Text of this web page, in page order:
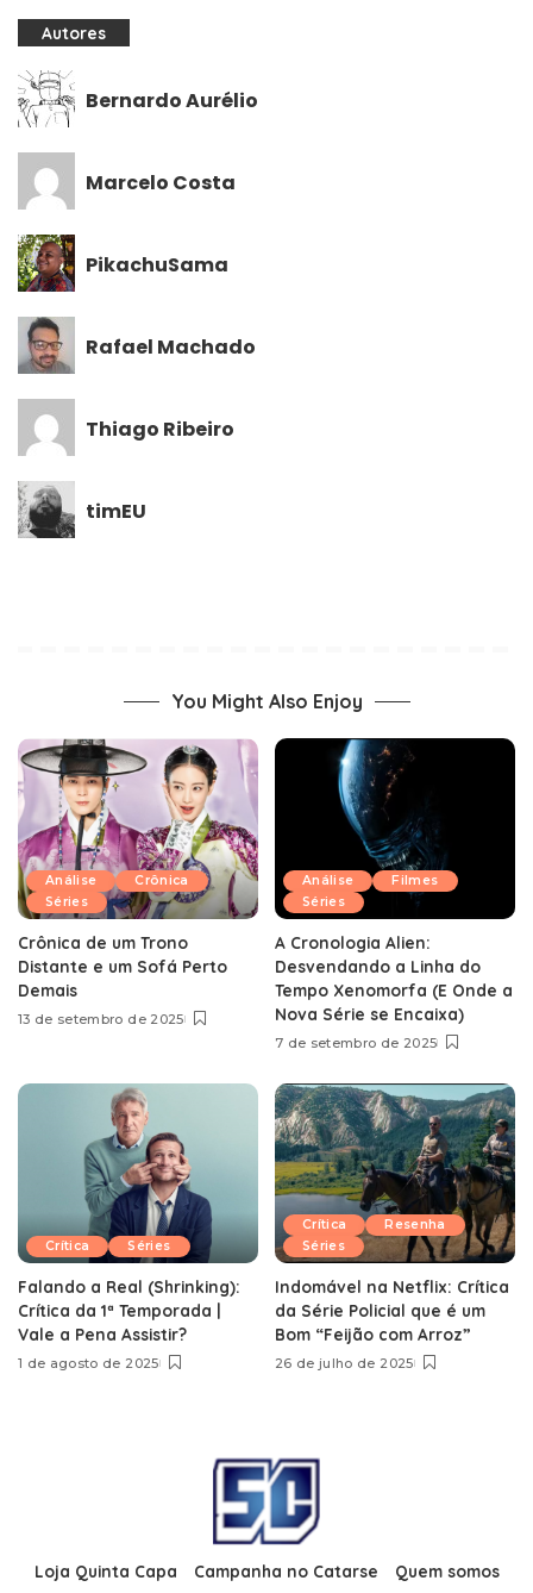
Autores
Bernardo Aurélio
Marcelo Costa
PikachuSama
Rafael Machado
Thiago Ribeiro
timEU
You Might Also Enjoy
Análise
Crônica
Séries
Crônica de um Trono
Distante e um Sofá Perto
Demais
13 de setembro de 2025
Análise
Filmes
Séries
A Cronologia Alien:
Desvendando a Linha do
Tempo Xenomorfa (E Onde a
Nova Série se Encaixa)
7 de setembro de 2025
Crítica Séries
Falando a Real (Shrinking):
Crítica da 1ª Temporada |
Vale a Pena Assistir?
1 de agosto de 2025
Crítica
Resenha
Séries
Indomável na Netflix: Crítica
da Série Policial que é um
Bom “Feijão com Arroz”
26 de julho de 2025
Loja Quinta Capa Campanha no Catarse Quem somos